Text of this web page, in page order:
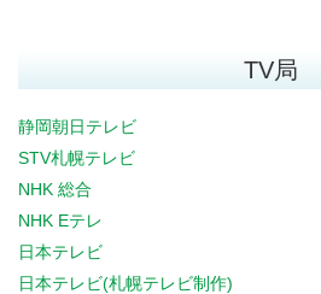
TV局
静岡朝日テレビ
STV札幌テレビ
NHK 総合
NHK Eテレ
日本テレビ
日本テレビ(札幌テレビ制作)